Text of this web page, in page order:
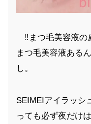
‼️まつ毛美容液の
まつ毛美容液ある
し。
SEIMEIアイラッシ
っても必ず夜だけ